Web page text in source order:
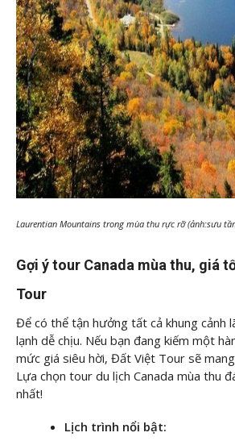
Laurentian Mountains trong mùa thu rực rỡ (ảnh:sưu
Gợi ý tour Canada mùa thu, giá
Tour
Để có thể tận hưởng tất cả khung cảnh
lạnh dễ chịu. Nếu bạn đang kiếm một
mức giá siêu hời, Đất Việt Tour sẽ
Lựa chọn tour du lịch Canada mùa thu
nhất!
Lịch trình nổi bật: